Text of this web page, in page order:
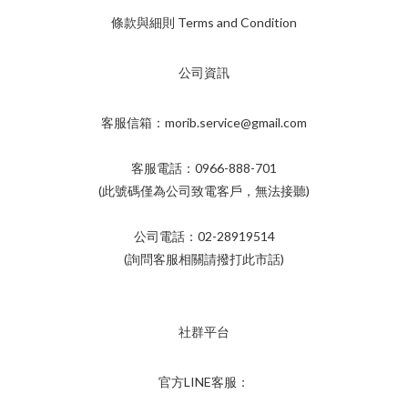
條款與細則 Terms and Condition
公司資訊
客服信箱：morib.service@gmail.com
客服電話：0966-888-701
(此號碼僅為公司致電客戶，無法接聽)
公司電話：02-28919514
(詢問客服相關請撥打此市話)
社群平台
官方LINE客服：